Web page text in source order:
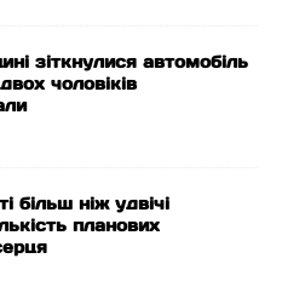
зіткнулися автомобіль
чоловіків
більш ніж удвічі
планових